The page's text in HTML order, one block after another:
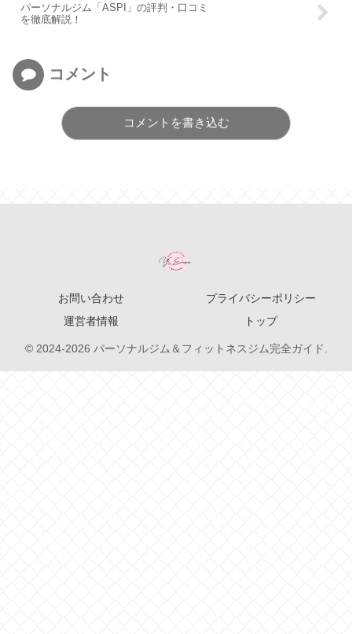
パーソナルジム「ASPI」の評判・口コミ
を徹底解説！
コメント
コメントを書き込む
お問い合わせ
プライバシーポリシー
運営者情報
トップ
© 2024-2026 パーソナルジム＆フィットネスジム完全ガイド.